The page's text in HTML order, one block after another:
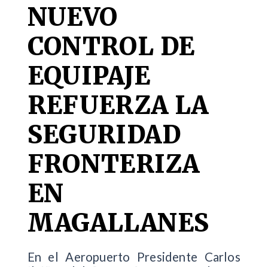
NUEVO
CONTROL DE
EQUIPAJE
REFUERZA LA
SEGURIDAD
FRONTERIZA
EN
MAGALLANES
En el Aeropuerto Presidente Carlos